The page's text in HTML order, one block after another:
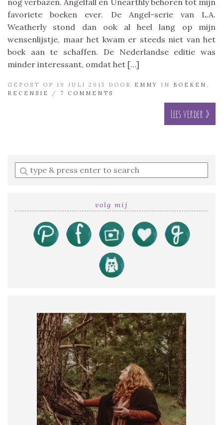
favoriete boeken ever. De Angel-serie van L.A.
Weatherly stond dan ook al heel lang op mijn
wensenlijstje, maar het kwam er steeds niet van het
boek aan te schaffen. De Nederlandse editie was
minder interessant, omdat het […]
GEPOST OP 19 JULI 2015 DOOR EMMY IN BOEKEN
RECENSIE
/ 7 COMMENTS
Lees verder »
Enter
a
volg mij